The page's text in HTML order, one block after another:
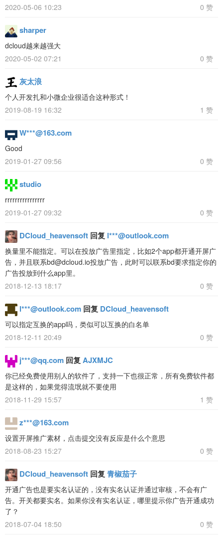
2020-05-06 10:23
0 赞
sharper
dcloud越来越强大
2020-05-02 07:21
0 赞
灰太浪
个人开发扎和小微企业很适合这种形式！
2019-08-19 16:32
1 赞
W***@163.com
Good
2019-01-27 09:56
0 赞
studio
rrrrrrrrrrrrrrrr
2019-01-27 09:32
0 赞
DCloud_heavensoft 回复 l***@outlook.com
换量里不能指定。可以在投放广告里指定，比如2个app都开通开屏广
告，并且联系bd@dcloud.io投放广告，此时可以联系bd要求指定你的
广告投放到什么app里。
2018-12-13 18:17
0 赞
l***@outlook.com 回复 DCloud_heavensoft
可以指定互换的app吗，类似可以互换的白名单
2018-12-11 20:49
0 赞
j***@qq.com 回复AJXMJC
你已经免费使用别人的软件了，支持一下也很正常，所有免费软件都
是这样的，如果觉得流氓就不要使用
2018-11-29 15:57
1 赞
z***@163.com
设置开屏推广素材，点击提交没有反应是什么个意思
2018-08-23 15:27
0 赞
DCloud_heavensoft 回复青椒茄子
开通广告也是要实名认证的，没有实名认证并通过审核，不会有广
告。开关都要实名。如果你没有实名认证，哪里提示你广告开通成功
了？
2018-07-04 18:50
0 赞